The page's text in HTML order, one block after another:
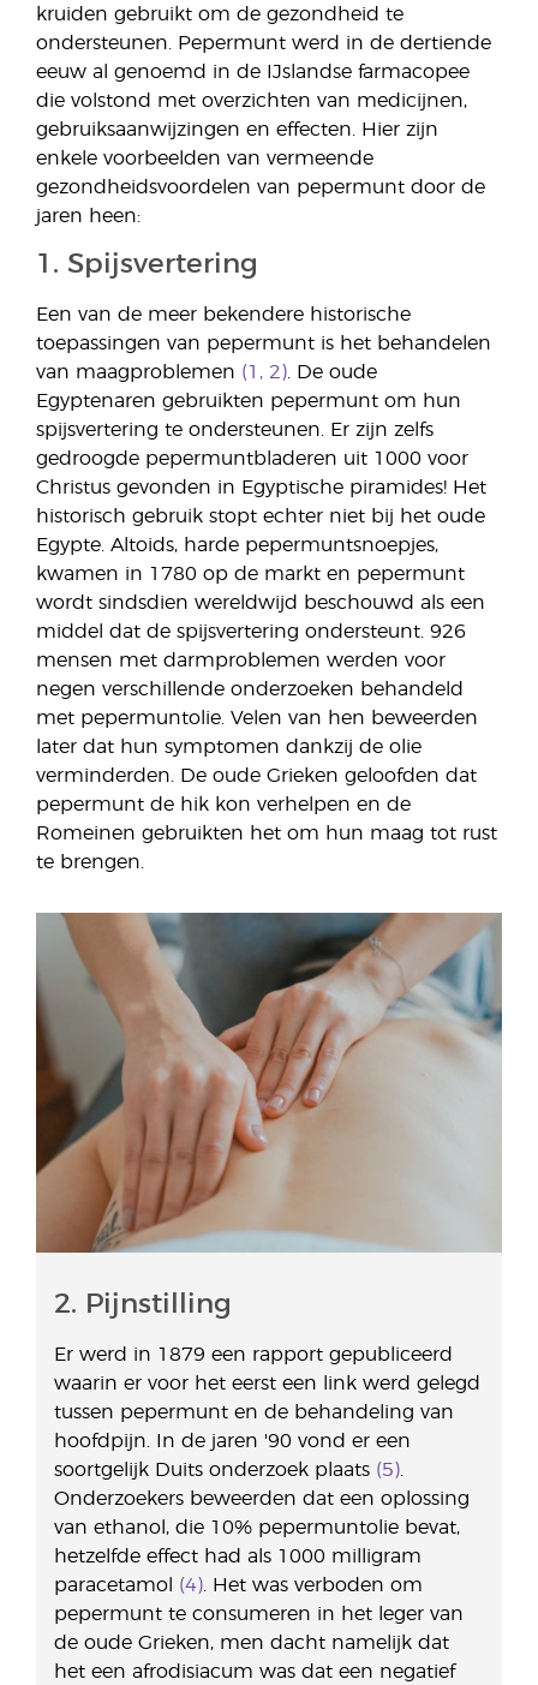
kruiden gebruikt om de gezondheid te
ondersteunen. Pepermunt werd in de dertiende
eeuw al genoemd in de IJslandse farmacopee
die volstond met overzichten van medicijnen,
gebruiksaanwijzingen en effecten. Hier zijn
enkele voorbeelden van vermeende
gezondheidsvoordelen van pepermunt door de
jaren heen:
1. Spijsvertering
Een van de meer bekendere historische
toepassingen van pepermunt is het behandelen
van maagproblemen (1, 2). De oude
Egyptenaren gebruikten pepermunt om hun
spijsvertering te ondersteunen. Er zijn zelfs
gedroogde pepermuntbladeren uit 1000 voor
Christus gevonden in Egyptische piramides! Het
historisch gebruik stopt echter niet bij het oude
Egypte. Altoids, harde pepermuntsnoepjes,
kwamen in 1780 op de markt en pepermunt
wordt sindsdien wereldwijd beschouwd als een
middel dat de spijsvertering ondersteunt. 926
mensen met darmproblemen werden voor
negen verschillende onderzoeken behandeld
met pepermuntolie. Velen van hen beweerden
later dat hun symptomen dankzij de olie
verminderden. De oude Grieken geloofden dat
pepermunt de hik kon verhelpen en de
Romeinen gebruikten het om hun maag tot rust
te brengen.
2. Pijnstilling
Er werd in 1879 een rapport gepubliceerd
waarin er voor het eerst een link werd gelegd
tussen pepermunt en de behandeling van
hoofdpijn. In de jaren '90 vond er een
soortgelijk Duits onderzoek plaats (5)
Onderzoekers beweerden dat een oplossing
van ethanol, die 10% pepermuntolie bevat,
hetzelfde effect had als 1000 milligram
paracetamol (4) . Het was verboden om
pepermunt te consumeren in het leger van
de oude Grieken, men dacht namelijk dat
het een afrodisiacum was dat een negatief